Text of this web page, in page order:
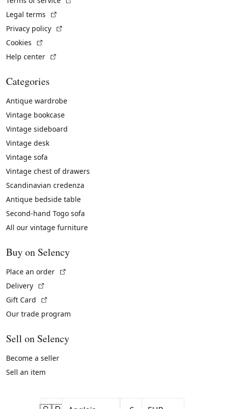
Legal terms
Privacy policy
Cookies
Help center
Categories
Antique wardrobe
Vintage bookcase
Vintage sideboard
Vintage desk
Vintage sofa
Vintage chest of drawers
Scandinavian credenza
Antique bedside table
Second-hand Togo sofa
All our vintage furniture
Buy on Selency
Place an order
Delivery
Gift Card
Our trade program
Sell on Selency
Become a seller
Sell an item